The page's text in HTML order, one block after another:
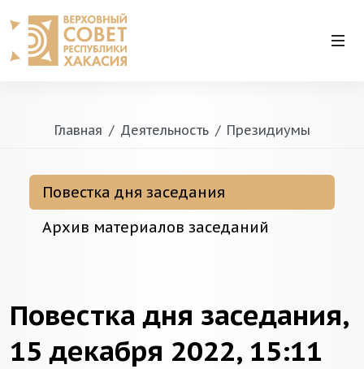
Главная Деятельность Президиумы
Повестка дня заседания
Архив материалов заседаний
Повестка дня заседания,
15 декабря 2022, 15:11